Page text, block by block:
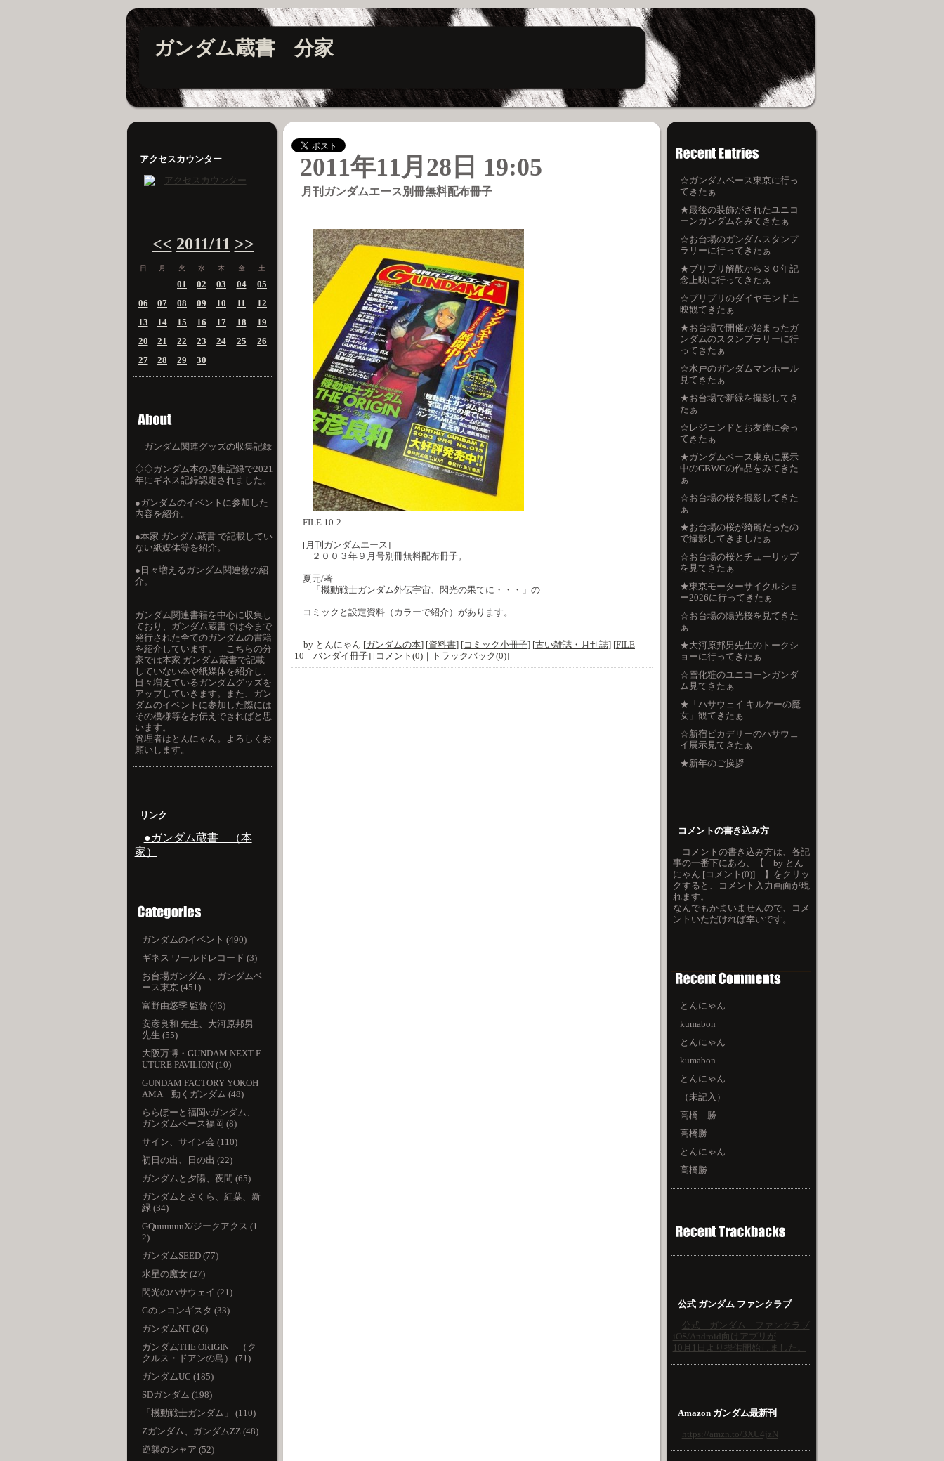
ガンダム蔵書 分家
アクセスカウンター
<< 2011/11 >>
日 月 火 水 木 金 土
01 02 03 04
05
06
07 08 09 10 11
12
13
14 15 16 17 18
19
20
21 22 23 24 25
26
27
28 29 30
ガンダム関連グッズの収集記録
◇◇ガンダム本の収集記録で2021
年にギネス記録認定されました。
●ガンダムのイベントに参加した
内容を紹介。
●本家 ガンダム蔵書 で記載してい
ない紙媒体等を紹介。
●日々増えるガンダム関連物の紹
介。
ガンダム関連書籍を中心に収集し
ており、ガンダム蔵書では今まで
発行された全てのガンダムの書籍
を紹介しています。 こちらの分
家では本家 ガンダム蔵書で記載
していない本や紙媒体を紹介し、
日々増えているガンダムグッズを
アップしていきます。また、ガン
ダムのイベントに参加した際には
その模様等をお伝えできればと思
います。
管理者はとんにゃん。よろしくお
願いします。
リンク
●ガンダム蔵書 （本
家）
ガンダムのイベント (490)
ギネス ワールドレコード (3)
お台場ガンダム 、ガンダムベ
ース東京 (451)
富野由悠季 監督 (43)
安彦良和 先生、大河原邦男
先生 (55)
大阪万博・GUNDAM NEXT F
UTURE PAVILION (10)
GUNDAM FACTORY YOKOH
AMA 動くガンダム (48)
ららぽーと福岡νガンダム、
ガンダムベース福岡 (8)
サイン、サイン会 (110)
初日の出、日の出 (22)
ガンダムと夕陽、夜間 (65)
ガンダムとさくら、紅葉、新
緑 (34)
GQuuuuuuX/ジークアクス (1
2)
ガンダムSEED (77)
水星の魔女 (27)
閃光のハサウェイ (21)
Gのレコンギスタ (33)
ガンダムNT (26)
ガンダムTHE ORIGIN （ク
クルス・ドアンの島） (71)
ガンダムUC (185)
SDガンダム (198)
「機動戦士ガンダム」 (110)
Zガンダム、ガンダムZZ (48)
逆襲のシャア (52)
月刊ガンダムエース別冊無料配布冊子
2011年11月28日 19:05
FILE 10-2
[月刊ガンダムエース]
２００３年９月号別冊無料配布冊子。
夏元/著
「機動戦士ガンダム外伝宇宙、閃光の果てに・・・」の
コミックと設定資料（カラーで紹介）があります。
by とんにゃん [ガンダムの本] [資料書] [コミック小冊子] [古い雑誌・月刊誌] [FILE
10 バンダイ冊子] [コメント(0) ｜ トラックバック(0)]
☆ガンダムベース東京に行っ
てきたぁ
★最後の装飾がされたユニコ
ーンガンダムをみてきたぁ
☆お台場のガンダムスタンプ
ラリーに行ってきたぁ
★プリプリ解散から３０年記
念上映に行ってきたぁ
☆プリプリのダイヤモンド上
映観てきたぁ
★お台場で開催が始まったガ
ンダムのスタンプラリーに行
ってきたぁ
☆水戸のガンダムマンホール
見てきたぁ
★お台場で新緑を撮影してき
たぁ
☆レジェンドとお友達に会っ
てきたぁ
★ガンダムベース東京に展示
中のGBWCの作品をみてきた
ぁ
☆お台場の桜を撮影してきた
ぁ
★お台場の桜が綺麗だったの
で撮影してきましたぁ
☆お台場の桜とチューリップ
を見てきたぁ
★東京モーターサイクルショ
ー2026に行ってきたぁ
☆お台場の陽光桜を見てきた
ぁ
★大河原邦男先生のトークシ
ョーに行ってきたぁ
☆雪化粧のユニコーンガンダ
ム見てきたぁ
★「ハサウェイ キルケーの魔
女」観てきたぁ
☆新宿ピカデリーのハサウェ
イ展示見てきたぁ
★新年のご挨拶
コメントの書き込み方
コメントの書き込み方は、各記
事の一番下にある、【 by とん
にゃん [コメント(0)] 】をクリッ
クすると、コメント入力画面が現
れます。
なんでもかまいませんので、コメ
ントいただければ幸いです。
とんにゃん
kumabon
とんにゃん
kumabon
とんにゃん
（未記入）
高橋 勝
高橋勝
とんにゃん
高橋勝
公式 ガンダム ファンクラブ
公式 ガンダム ファンクラブ
iOS/Android向けアプリが
10月1日より提供開始しました。
Amazon ガンダム最新刊
https://amzn.to/3XU4jzN